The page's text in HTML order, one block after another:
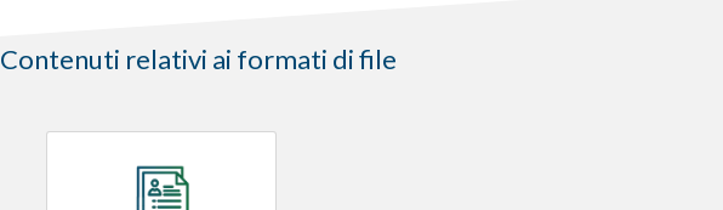
Contenuti relativi ai formati di file